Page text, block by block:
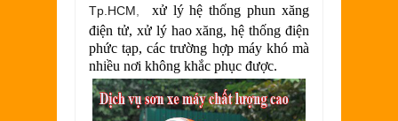
Tp.HCM
xử lý hệ thống phun xăng
điện tử, xử lý hao xăng, hệ thống điện
phức tạp, các trường hợp máy khó mà
nhiều nơi không khắc phục được.